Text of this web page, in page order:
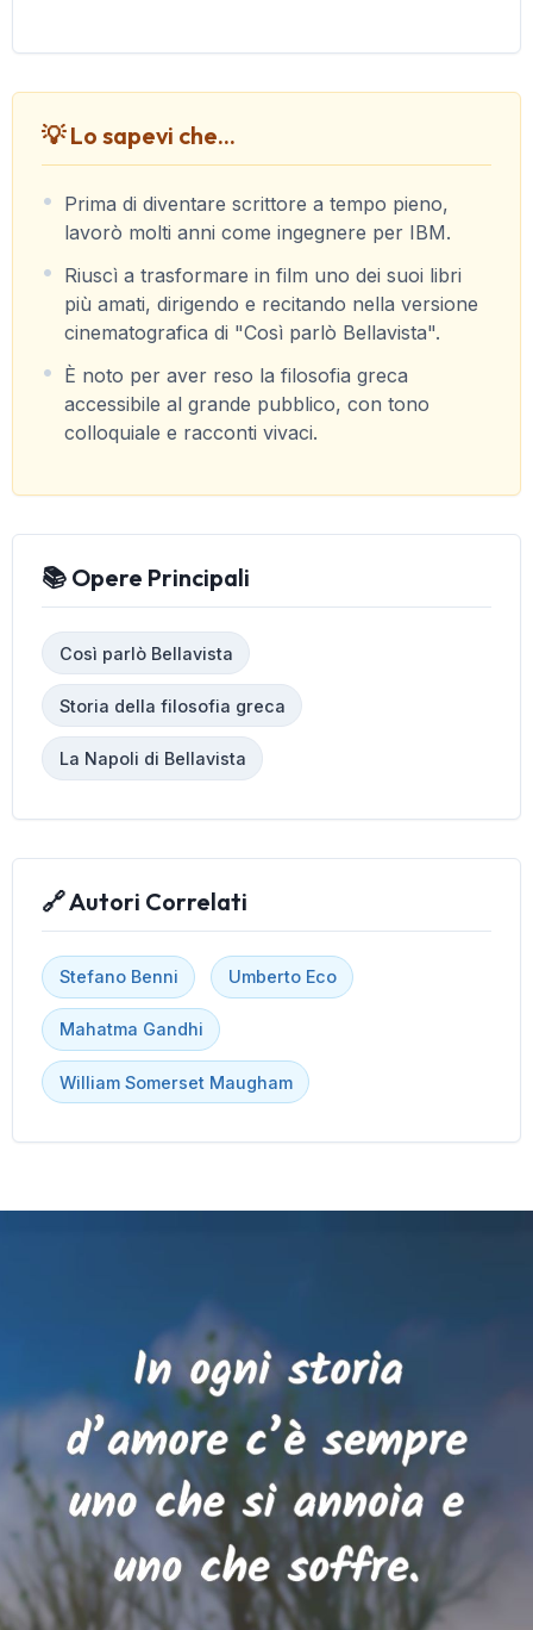
💡 Lo sapevi che...
Prima di diventare scrittore a tempo pieno,
lavorò molti anni come ingegnere per IBM.
Riuscì a trasformare in film uno dei suoi libri
più amati, dirigendo e recitando nella versione
cinematografica di "Così parlò Bellavista".
È noto per aver reso la filosofia greca
accessibile al grande pubblico, con tono
colloquiale e racconti vivaci.
📚 Opere Principali
Così parlò Bellavista
Storia della filosofia greca
La Napoli di Bellavista
🔗 Autori Correlati
Stefano Benni Umberto Eco
Mahatma Gandhi
William Somerset Maugham